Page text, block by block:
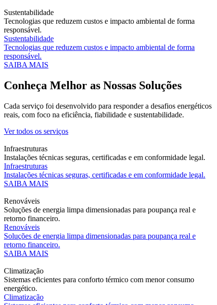
Sustentabilidade
Tecnologias que reduzem custos e impacto ambiental de forma
responsável.
Sustentabilidade
Tecnologias que reduzem custos e impacto ambiental de forma
responsável.
SAIBA MAIS
Conheça Melhor as Nossas Soluções
Cada serviço foi desenvolvido para responder a desafios energéticos
reais, com foco na eficiência, fiabilidade e sustentabilidade.
Ver todos os serviços
Infraestruturas
Instalações técnicas seguras, certificadas e em conformidade legal.
Infraestruturas
Instalações técnicas seguras, certificadas e em conformidade legal.
SAIBA MAIS
Renováveis
Soluções de energia limpa dimensionadas para poupança real e
retorno financeiro.
Renováveis
Soluções de energia limpa dimensionadas para poupança real e
retorno financeiro.
SAIBA MAIS
Climatização
Sistemas eficientes para conforto térmico com menor consumo
energético.
Climatização